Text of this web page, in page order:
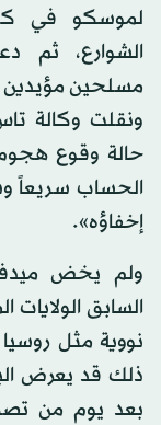
لموسكو في
الشوارع، ثم
مسلحين مؤيدين
ونقلت وكالة
حالة وقوع
الحساب سريعاً
إخفاؤه».
ولم يخض
السابق
نووية مثل
ذلك قد يعرض
بعد يوم من